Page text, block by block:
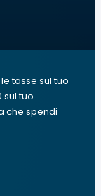
tasse sul tuo
sul tuo
che spendi